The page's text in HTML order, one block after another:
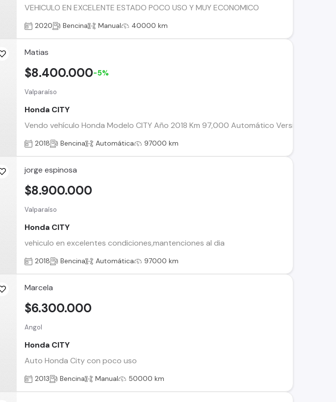
VEHICULO EN EXCELENTE ESTADO POCO USO Y MUY ECONOMICO
2020 Bencina Manual 40000 km
Matias
Valparaíso
Honda CITY
Vendo vehículo Honda Modelo CITY Año 2018 Km 97,000 Automático Versión Honda
$8.400.000-5%
2018 Bencina Automática 97000 km
jorge espinosa
Valparaíso
Honda CITY
vehiculo en excelentes condiciones,mantenciones al dia
$8.900.000
2018 Bencina Automática 97000 km
Marcela
Angol
Honda CITY
Auto Honda City con poco uso
$6.300.000
2013 Bencina Manual 50000 km